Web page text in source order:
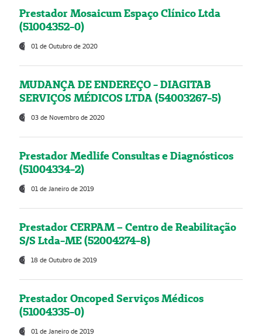
Prestador Mosaicum Espaço Clínico Ltda
(51004352-0)
01 de Outubro de 2020
MUDANÇA DE ENDEREÇO - DIAGITAB
SERVIÇOS MÉDICOS LTDA (54003267-5)
03 de Novembro de 2020
Prestador Medlife Consultas e Diagnósticos
(51004334-2)
01 de Janeiro de 2019
Prestador CERPAM – Centro de Reabilitação
S/S Ltda-ME (52004274-8)
18 de Outubro de 2019
Prestador Oncoped Serviços Médicos
(51004335-0)
01 de Janeiro de 2019